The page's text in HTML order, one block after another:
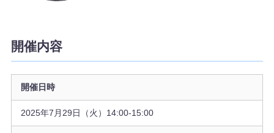
開催内容
開催日時
2025年7月29日（火）14:00-15:00